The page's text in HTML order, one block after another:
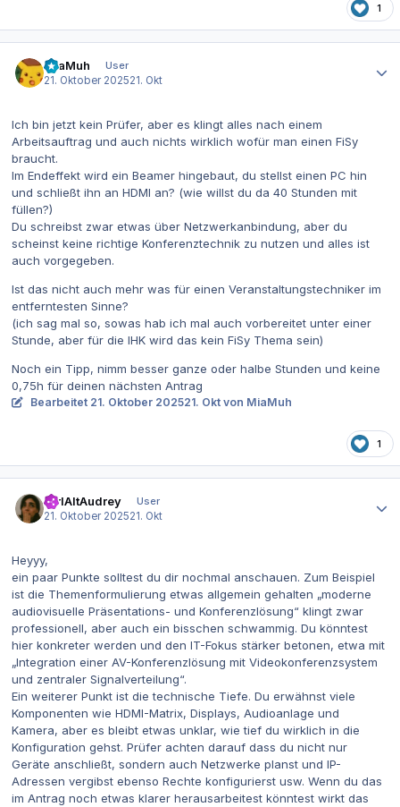
1
MiaMuh
User
21. Oktober 202521. Okt
Ich bin jetzt kein Prüfer, aber es klingt alles nach einem
Arbeitsauftrag und auch nichts wirklich wofür man einen FiSy
braucht.
Im Endeffekt wird ein Beamer hingebaut, du stellst einen PC hin
und schließt ihn an HDMI an? (wie willst du da 40 Stunden mit
füllen?)
Du schreibst zwar etwas über Netzwerkanbindung, aber du
scheinst keine richtige Konferenztechnik zu nutzen und alles ist
auch vorgegeben.
Ist das nicht auch mehr was für einen Veranstaltungstechniker im
entferntesten Sinne?
(ich sag mal so, sowas hab ich mal auch vorbereitet unter einer
Stunde, aber für die IHK wird das kein FiSy Thema sein)
Noch ein Tipp, nimm besser ganze oder halbe Stunden und keine
0,75h für deinen nächsten Antrag
Bearbeitet 21. Oktober 202521. Okt von MiaMuh
1
CtrlAltAudrey
User
21. Oktober 202521. Okt
Heyyy,
ein paar Punkte solltest du dir nochmal anschauen. Zum Beispiel
ist die Themenformulierung etwas allgemein gehalten „moderne
audiovisuelle Präsentations- und Konferenzlösung“ klingt zwar
professionell, aber auch ein bisschen schwammig. Du könntest
hier konkreter werden und den IT-Fokus stärker betonen, etwa mit
„Integration einer AV-Konferenzlösung mit Videokonferenzsystem
und zentraler Signalverteilung“.
Ein weiterer Punkt ist die technische Tiefe. Du erwähnst viele
Komponenten wie HDMI-Matrix, Displays, Audioanlage und
Kamera, aber es bleibt etwas unklar, wie tief du wirklich in die
Konfiguration gehst. Prüfer achten darauf dass du nicht nur
Geräte anschließt, sondern auch Netzwerke planst und IP-
Adressen vergibst ebenso Rechte konfigurierst usw. Wenn du das
im Antrag noch etwas klarer herausarbeitest könntest wirkt das